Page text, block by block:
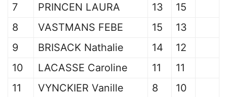
7
PRINCEN LAURA 13
15
8
VASTMANS FEBE 15
13
9
BRISACK Nathalie 14
12
10
LACASSE Caroline 11
11
11
VYNCKIER Vanille 8
10